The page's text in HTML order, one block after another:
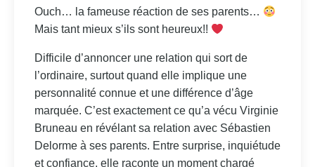
Ouch… la fameuse réaction de ses parents…
Mais tant mieux s’ils sont heureux!!
Difficile d’annoncer une relation qui sort de
l’ordinaire, surtout quand elle implique une
personnalité connue et une différence d’âge
marquée. C’est exactement ce qu’a vécu Virginie
Bruneau en révélant sa relation avec Sébastien
Delorme à ses parents. Entre surprise, inquiétude
et confiance, elle raconte un moment chargé